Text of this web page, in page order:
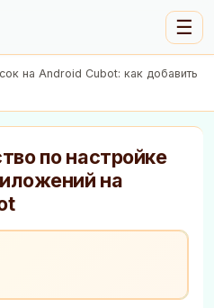
☰
на Android Cubot: как добавить
по настройке
на